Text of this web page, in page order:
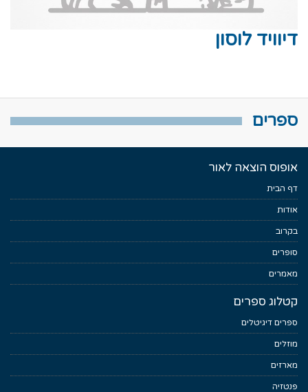
דיוויד לוסון
ספרים
אופוס הוצאה לאור
דף הבית
אודות
בקרוב
סופרים
מאמרים
קטלוג ספרים
ספרים דיגיטלים
מוזלים
מארזים
פנטזיה